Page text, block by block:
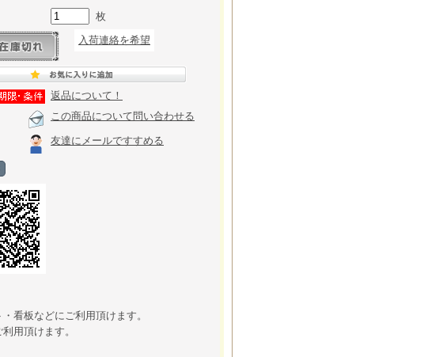
枚
入荷連絡を希望
返品について！
この商品について問い合わせる
友達にメールですすめる
看板などにご利用頂けます。
用頂けます。